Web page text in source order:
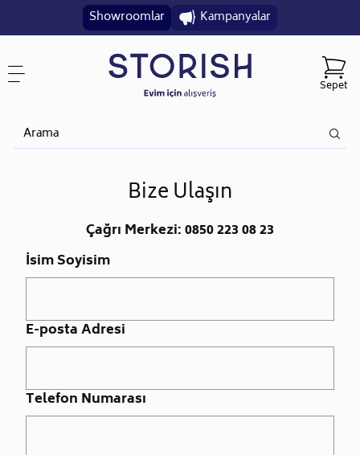
Showroomlar Kampanyalar
Sepet
Bize Ulaşın
Çağrı Merkezi: 0850 223 08 23
İsim Soyisim
E-posta Adresi
Telefon Numarası